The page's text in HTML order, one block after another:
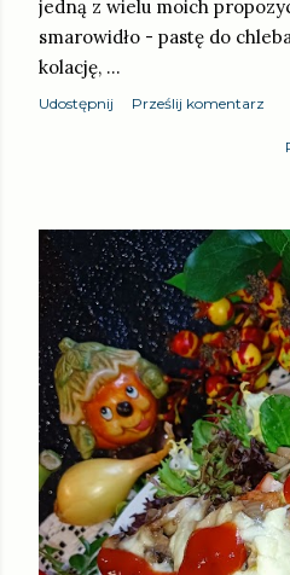
jedną z wielu moich
smarowidło - pastę do
kolację, …
Udostępnij Prześlij komentarz